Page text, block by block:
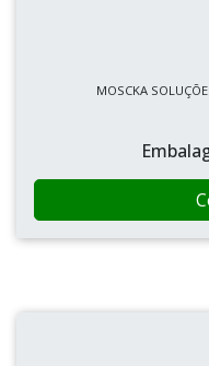
MOSCKA